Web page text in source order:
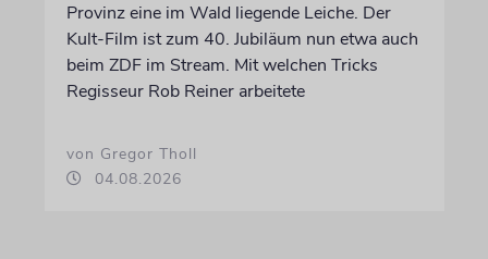
Provinz eine im Wald liegende Leiche. Der
Kult-Film ist zum 40. Jubiläum nun etwa auch
beim ZDF im Stream. Mit welchen Tricks
Regisseur Rob Reiner arbeitete
von Gregor Tholl
04.08.2026